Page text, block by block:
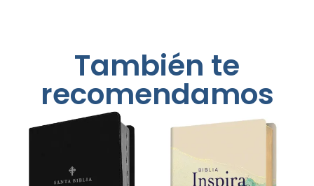
También te
recomendamos